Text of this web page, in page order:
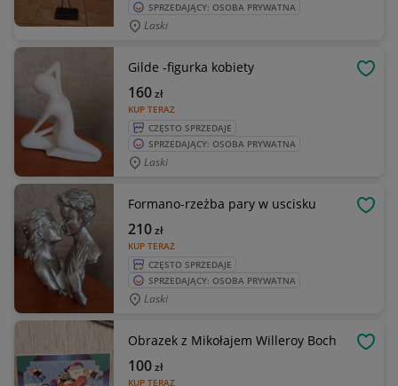
SPRZEDAJĄCY: OSOBA PRYWATNA
Laski
Gilde -figurka kobiety
KUP TERAZ
160zł
CZĘSTO SPRZEDAJE
SPRZEDAJĄCY: OSOBA PRYWATNA
Laski
Formano-rzeżba pary w uscisku
KUP TERAZ
210zł
CZĘSTO SPRZEDAJE
SPRZEDAJĄCY: OSOBA PRYWATNA
Laski
Obrazek z Mikołajem Willeroy Boch
KUP TERAZ
100zł